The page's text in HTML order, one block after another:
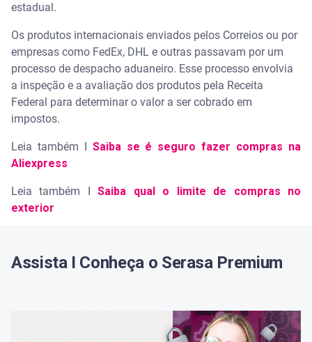
estadual.
Os produtos internacionais enviados pelos Correios ou por
empresas como FedEx, DHL e outras passavam por um
processo de despacho aduaneiro. Esse processo envolvia
a inspeção e a avaliação dos produtos pela Receita
Federal para determinar o valor a ser cobrado em
impostos.
Leia também I Saiba se é seguro fazer compras na
Aliexpress
Leia também ISaiba qual o limite de compras no
exterior
Assista I Conheça o Serasa Premium